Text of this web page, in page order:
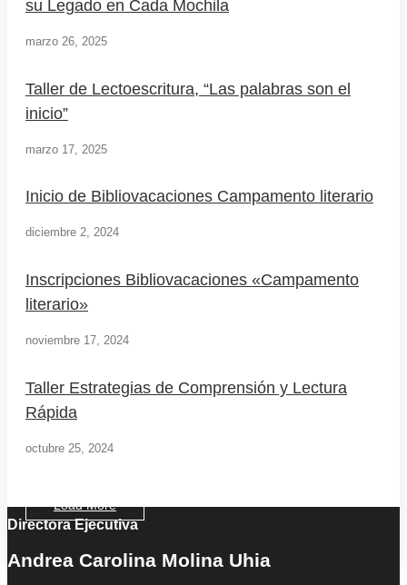
su Legado en Cada Mochila
marzo 26, 2025
Taller de Lectoescritura, “Las palabras son el
inicio”
marzo 17, 2025
Inicio de Bibliovacaciones Campamento literario
diciembre 2, 2024
Inscripciones Bibliovacaciones «Campamento
literario»
noviembre 17, 2024
Taller Estrategias de Comprensión y Lectura
Rápida
octubre 25, 2024
Load More
End of Content.
Directora Ejecutiva
Andrea Carolina Molina Uhia